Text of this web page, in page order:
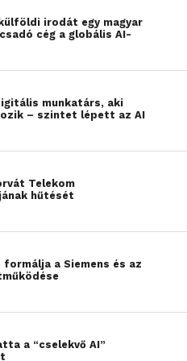
adott személyt
kikeresni, pár
is áll letölthető
anyagokat
irodát egy magyar
cég a globális AI-
munkatárs, aki
– szintet lépett az AI
Telekom
hűtését
formálja a Siemens és az
a “cselekvő AI”